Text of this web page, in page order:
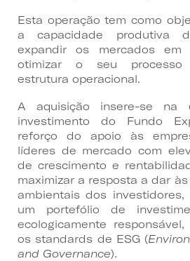
Esta operação tem como
a capacidade produtiva
expandir os mercados
otimizar o seu
estrutura operacional.
A aquisição insere-se na
investimento do Fundo
reforço do apoio às
líderes de mercado com
de crescimento e
maximizar a resposta a dar
ambientais dos investidores,
um portefólio de
ecologicamente
os standards de ESG (
and Governance).